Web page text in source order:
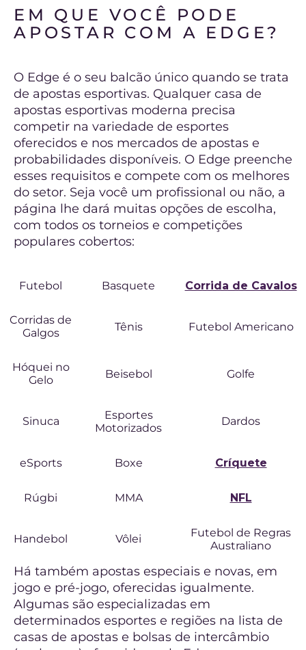
EM QUE VOCÊ PODE
APOSTAR COM A EDGE?
O Edge é o seu balcão único quando se trata
de apostas esportivas. Qualquer casa de
apostas esportivas moderna precisa
competir na variedade de esportes
oferecidos e nos mercados de apostas e
probabilidades disponíveis. O Edge preenche
esses requisitos e compete com os melhores
do setor. Seja você um profissional ou não, a
página lhe dará muitas opções de escolha,
com todos os torneios e competições
populares cobertos:
Futebol Basquete Corrida de Cavalos
Corridas de
Galgos
Tênis Futebol Americano
Hóquei no
Gelo
Beisebol Golfe
Sinuca
Esportes
Motorizados
Dardos
eSports Boxe Críquete
Rúgbi MMA NFL
Handebol Vôlei
Futebol de Regras
Australiano
Há também apostas especiais e novas, em
jogo e pré-jogo, oferecidas igualmente.
Algumas são especializadas em
determinados esportes e regiões na lista de
casas de apostas e bolsas de intercâmbio